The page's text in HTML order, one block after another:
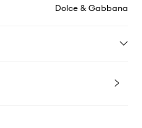
Dolce & Gabbana